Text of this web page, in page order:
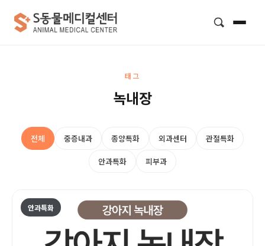
태그
녹내장
전체 중증내과 종양특화 외과센터 관절특화
안과특화 피부과
안과특화